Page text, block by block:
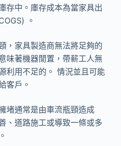
存中。庫存成本為當家具出
。
，家具製造商無法將足夠的
味著機器閒置，帶薪工人無
利用不足的。 情況並且可能
客戶。
堵通常是由車流瓶頸造成
、道路施工或導致一條或多